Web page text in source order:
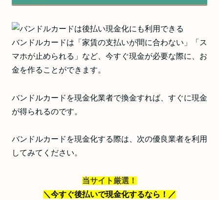
バンドルカードは「家賃の支払いが間に合わない」「ス
マホが止められる」など、今すぐ現金が必要な際に、お
金を作ることができます。
バンドルカードを現金化業者で換金すれば、すぐに現金
が得られるのです。
バンドルカードを現金化する際は、次の優良業者を利用
してみてください。
当サイト厳選！
＼今すぐ後払いで現金化するなら！ ／